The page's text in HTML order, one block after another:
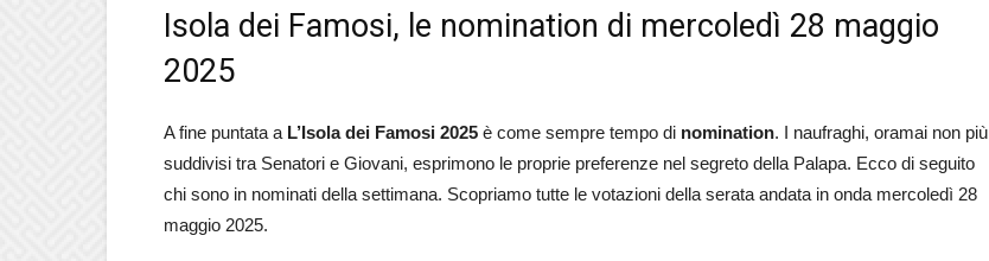
Isola dei Famosi, le nomination di mercoledì 28 maggio
2025
A fine puntata a L’Isola dei Famosi 2025 è come sempre tempo di nomination. I naufraghi, oramai non più
suddivisi tra Senatori e Giovani, esprimono le proprie preferenze nel segreto della Palapa. Ecco di seguito
chi sono in nominati della settimana. Scopriamo tutte le votazioni della serata andata in onda mercoledì 28
maggio 2025.